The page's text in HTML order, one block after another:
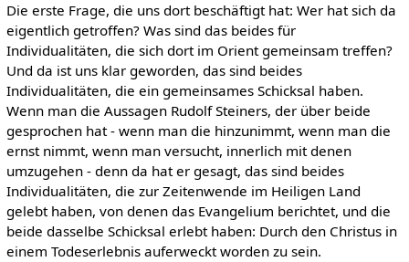
Die erste Frage, die uns dort beschäftigt hat: Wer hat sich da
eigentlich getroffen? Was sind das beides für
Individualitäten, die sich dort im Orient gemeinsam treffen?
Und da ist uns klar geworden, das sind beides
Individualitäten, die ein gemeinsames Schicksal haben.
Wenn man die Aussagen Rudolf Steiners, der über beide
gesprochen hat - wenn man die hinzunimmt, wenn man die
ernst nimmt, wenn man versucht, innerlich mit denen
umzugehen - denn da hat er gesagt, das sind beides
Individualitäten, die zur Zeitenwende im Heiligen Land
gelebt haben, von denen das Evangelium berichtet, und die
beide dasselbe Schicksal erlebt haben: Durch den Christus in
einem Todeserlebnis auferweckt worden zu sein.